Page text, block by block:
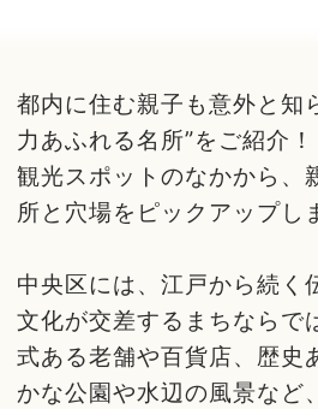
都内に住む親子も意外と知
力あふれる名所”をご紹介
観光スポットのなかから、
所と穴場をピックアップし
中央区には、江戸から続く
文化が交差するまちならで
式ある老舗や百貨店、歴史
かな公園や水辺の風景など